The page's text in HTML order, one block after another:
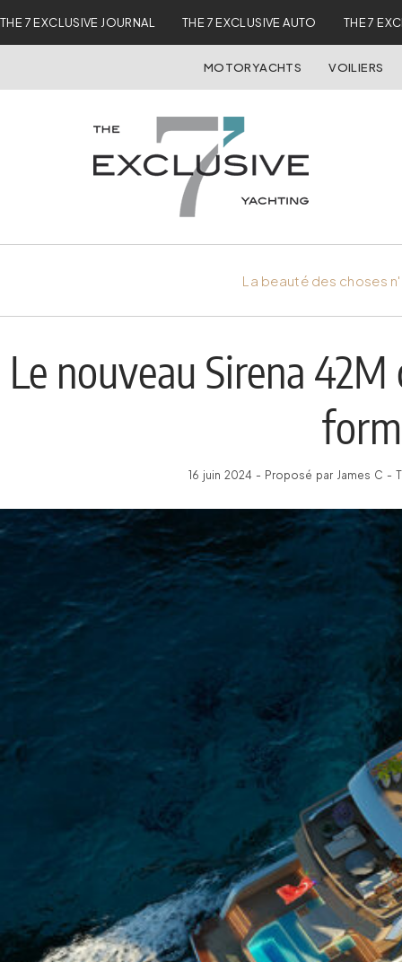
THE 7 EXCLUSIVE JOURNAL THE 7 EXCLUSIVE AUTO THE 7
MOTORYACHTS VOILIERS
La beauté des choses
Le nouveau Sirena
16 juin 2024 - Proposé par James C -